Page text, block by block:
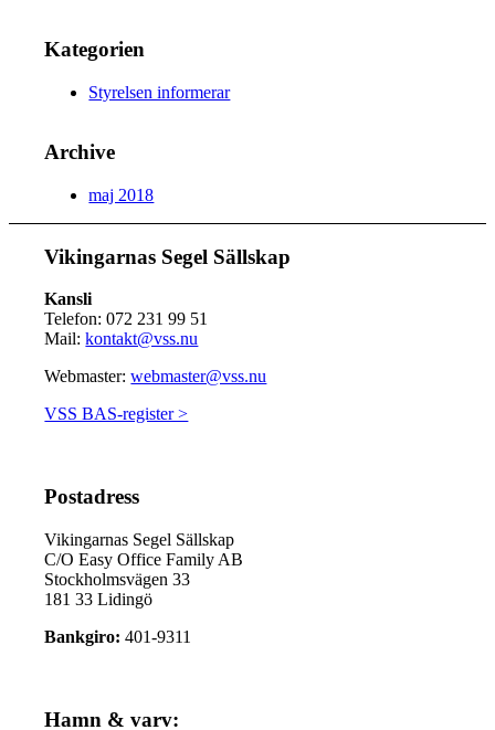
Kategorien
Styrelsen informerar
Archive
maj 2018
Vikingarnas Segel Sällskap
Kansli
Telefon: 072 231 99 51
Mail:kontakt@vss.nu
Webmaster:webmaster@vss.nu
VSS BAS-register >
Postadress
Vikingarnas Segel Sällskap
C/O Easy Office Family AB
Stockholmsvägen 33
181 33 Lidingö
Bankgiro:401-9311
Hamn & varv: